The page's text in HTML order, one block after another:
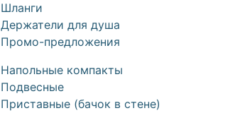
Шланги
Держатели для душа
Промо-предложения
Напольные компакты
Подвесные
Приставные (бачок в стене)